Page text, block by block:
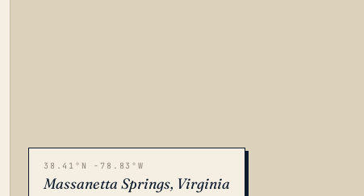
38.41°N -78.83°W
Massanetta Springs, Virginia